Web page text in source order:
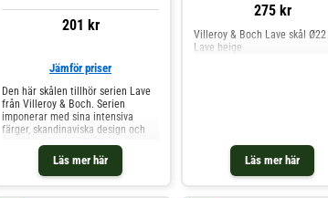
201 kr
Läs mer här
Jämför priser
Den här skålen tillhör serien Lave
från Villeroy & Boch. Serien
imponerar med sina intensiva
färger, skandinaviska design och
organiska former. Skålen är
tillverkad i lergods, som sedan har
glaserats för hand. Passar såväl till
frukostflingorna som kvällsgodiset.
275 kr
Läs mer här
Villeroy & Boch Lave skål
Lave beige